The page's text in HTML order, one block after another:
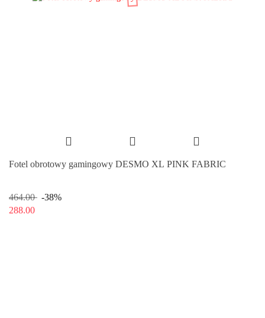
Fotel obrotowy gamingowy DESMO XL PINK FABRIC
464.00
-38%
288.00